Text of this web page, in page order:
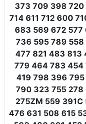
373 709 398
714 611 712 600
683 569 672
736 595 789
477 821 483
779 464 783
419 798 396
790 323 755
275ZM 559
476 631 508 615